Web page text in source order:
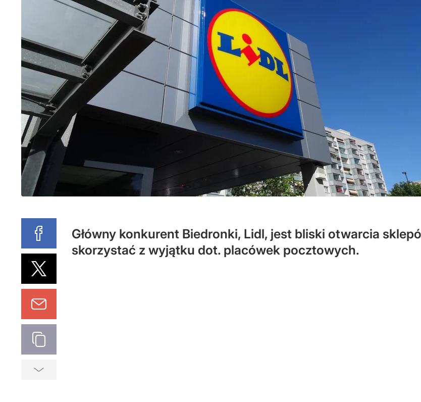
Główny konkurent Biedronki, Lidl, jest bliski otwarcia
skorzystać z wyjątku dot. placówek pocztowych.